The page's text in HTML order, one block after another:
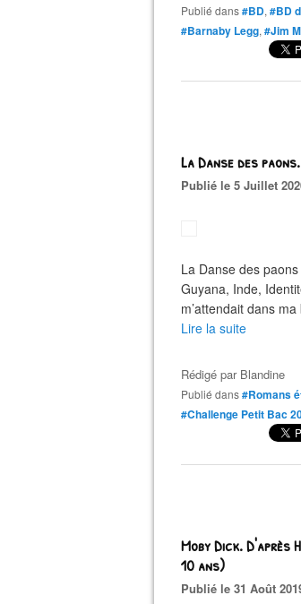
Publié dans#BD, #BD
#Barnaby Legg, #Jim
La Danse des
Publié le 5 Juillet
La Danse des
Guyana, Inde,
m’attendait dans
Lire la suite
Rédigé par Blandine
Publié dans#Romans
#Challenge Petit Bac
Moby Dick. D'après
10 ans)
Publié le 31 Août